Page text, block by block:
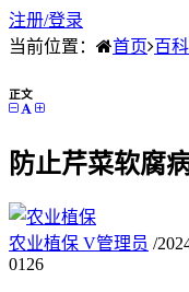
注册/登录
当前位置：
首页 百
正文
防止芹菜软腐
农业植保 V管理员 /
01 26